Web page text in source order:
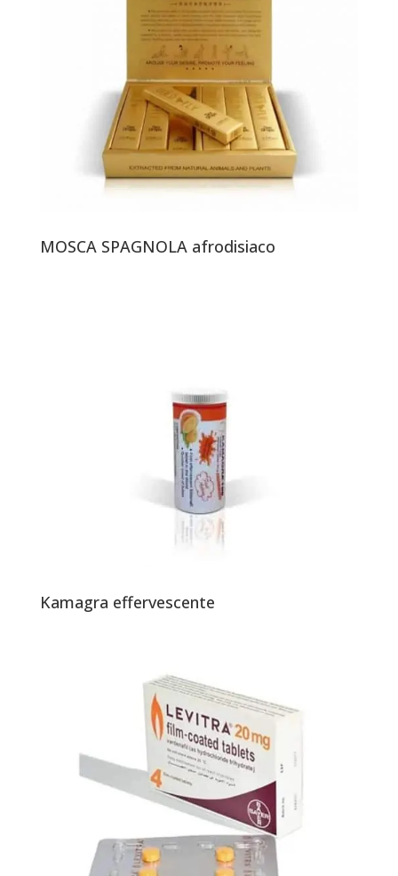
MOSCA SPAGNOLA afrodisiaco
Kamagra effervescente